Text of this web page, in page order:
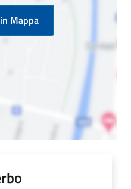
Mappa